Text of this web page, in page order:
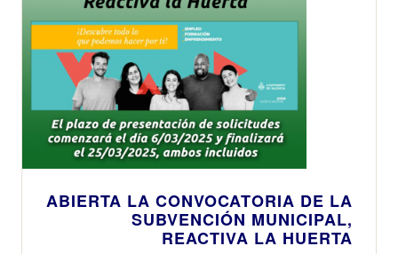
ABIERTA LA CONVOCATORIA DE LA
SUBVENCIÓN MUNICIPAL,
REACTIVA LA HUERTA